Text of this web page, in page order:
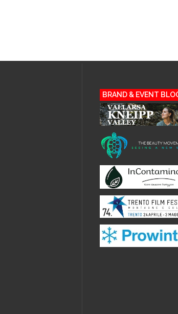
BRAND & EVENT